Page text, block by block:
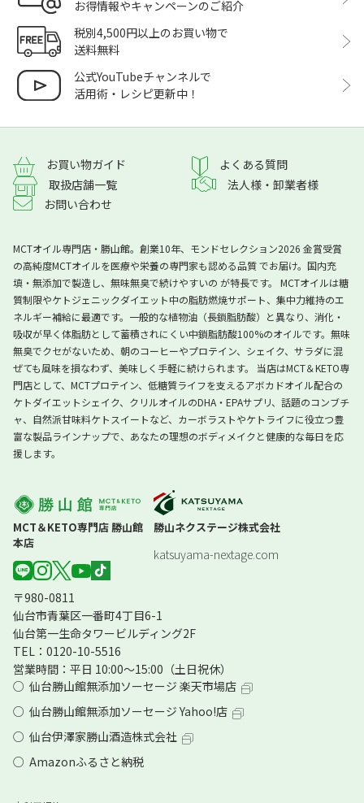
お得情報やキャンペーンのご紹介
税別4,500円以上のお買い物で
送料無料
公式YouTubeチャンネルで
活用術・レシピ更新中！
お買い物ガイド
よくある質問
取扱店舗一覧
法人様・卸業者様
お問い合わせ
MCTオイル専門店・勝山館。創業10年、モンドセレクション2026 金賞受賞
の高純度MCTオイルを医療や栄養の専門家も認める品質 でお届け。国内充
填・無添加で製造し、無味無臭で続けやすいの が特長です。 MCTオイルは糖
質制限やケトジェニックダイエット中の脂肪燃焼サポート、集中力維持のエ
ネルギー補給に最適です。一般的な植物油（長鎖脂肪酸）と異なり、消化・
吸収が早く体脂肪として蓄積されにくい中鎖脂肪酸100%のオイルです。無味
無臭でクセがないため、朝のコーヒーやプロテイン、シェイク、サラダに混
ぜても風味を損なわず、美味しく手軽に続けられます。 当店はMCT＆KETO専
門店として、MCTプロテイン、低糖質ライフを支えるアボカドオイル配合の
ケトダイエットシェイク、クリルオイルのDHA・EPAサプリ、話題のコンブチ
ャ、自然派甘味料ケトスイートなど、カーボラストやケトライフに役立つ豊
富な製品ラインナップで、あなたの理想のボディメイクと健康的な毎日を応
援します。
MCT＆KETO専門店 勝山館
本店
勝山ネクステージ株式会社
katsuyama-nextage.com
〒980-0811
仙台市青葉区一番町4丁目6-1
仙台第一生命タワービルディング2F
TEL：0120-10-5516
営業時間：平日 10:00～15:00（土日祝休）
仙台勝山館無添加ソーセージ 楽天市場店
仙台勝山館無添加ソーセージ Yahoo!店
仙台伊澤家勝山酒造株式会社
Amazonふるさと納税